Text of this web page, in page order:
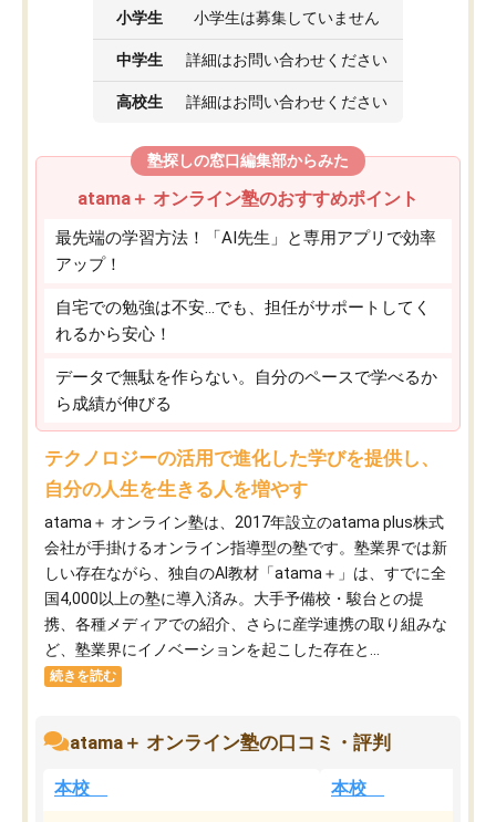
小学生 小学生は募集していません
中学生 詳細はお問い合わせください
高校生 詳細はお問い合わせください
塾探しの窓口編集部からみた
atama＋ オンライン塾のおすすめポイント
最先端の学習方法！「AI先生」と専用アプリで効率
アップ！
自宅での勉強は不安…でも、担任がサポートしてく
れるから安心！
データで無駄を作らない。自分のペースで学べるか
ら成績が伸びる
テクノロジーの活用で進化した学びを提供し、
自分の人生を生きる人を増やす
atama＋ オンライン塾は、2017年設立のatama plus株式
会社が手掛けるオンライン指導型の塾です。塾業界では新
しい存在ながら、独自のAI教材「atama＋」は、すでに全
国4,000以上の塾に導入済み。大手予備校・駿台との提
携、各種メディアでの紹介、さらに産学連携の取り組みな
ど、塾業界にイノベーションを起こした存在と...
続きを読む
atama＋ オンライン塾の口コミ・評判
本校 本校